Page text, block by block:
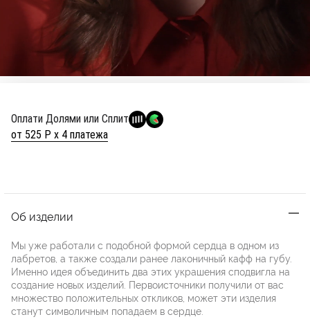
Оплати Долями или Сплит
от 525 Р х 4 платежа
Об изделии
Мы уже работали с подобной формой сердца в одном из
лабретов, а также создали ранее лаконичный кафф на губу.
Именно идея объединить два этих украшения сподвигла на
создание новых изделий. Первоисточники получили от вас
множество положительных откликов, может эти изделия
станут символичным попадаем в сердце.